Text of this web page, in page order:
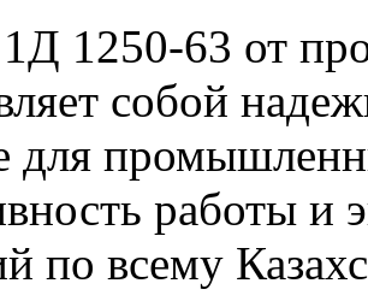
1250-63 от
собой
для
работы и
по всему